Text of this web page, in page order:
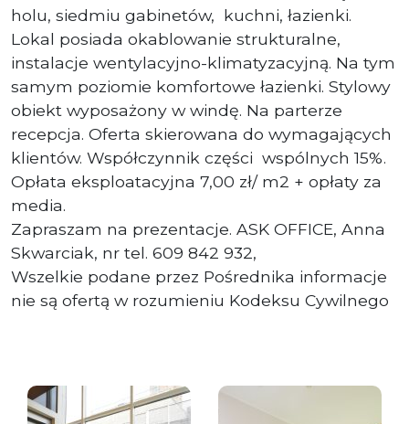
holu, siedmiu gabinetów, kuchni, łazienki.
Lokal posiada okablowanie strukturalne,
instalacje wentylacyjno-klimatyzacyjną. Na tym
samym poziomie komfortowe łazienki. Stylowy
obiekt wyposażony w windę. Na parterze
recepcja. Oferta skierowana do wymagających
klientów. Współczynnik części wspólnych 15%.
Opłata eksploatacyjna 7,00 zł/ m2 + opłaty za
media.
Zapraszam na prezentacje. ASK OFFICE, Anna
Skwarciak, nr tel. 609 842 932,
Wszelkie podane przez Pośrednika informacje
nie są ofertą w rozumieniu Kodeksu Cywilnego